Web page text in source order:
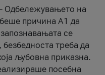
Одбележувањето на
причина А1 да
се
безбедноста треба да
љубовна приказна.
посебна